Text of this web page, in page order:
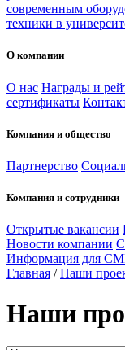
современным
техники в
О компании
О нас Награды и
сертификаты
Компания и общество
Партнерство
Компания и сотрудники
Открытые вакансии
Новости компании
Информация для
Главная / Наши
Наши